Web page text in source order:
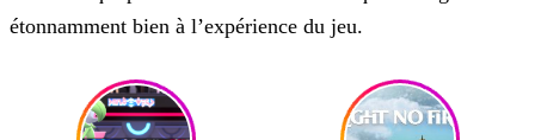
étonnamment bien à l’expérience du jeu.